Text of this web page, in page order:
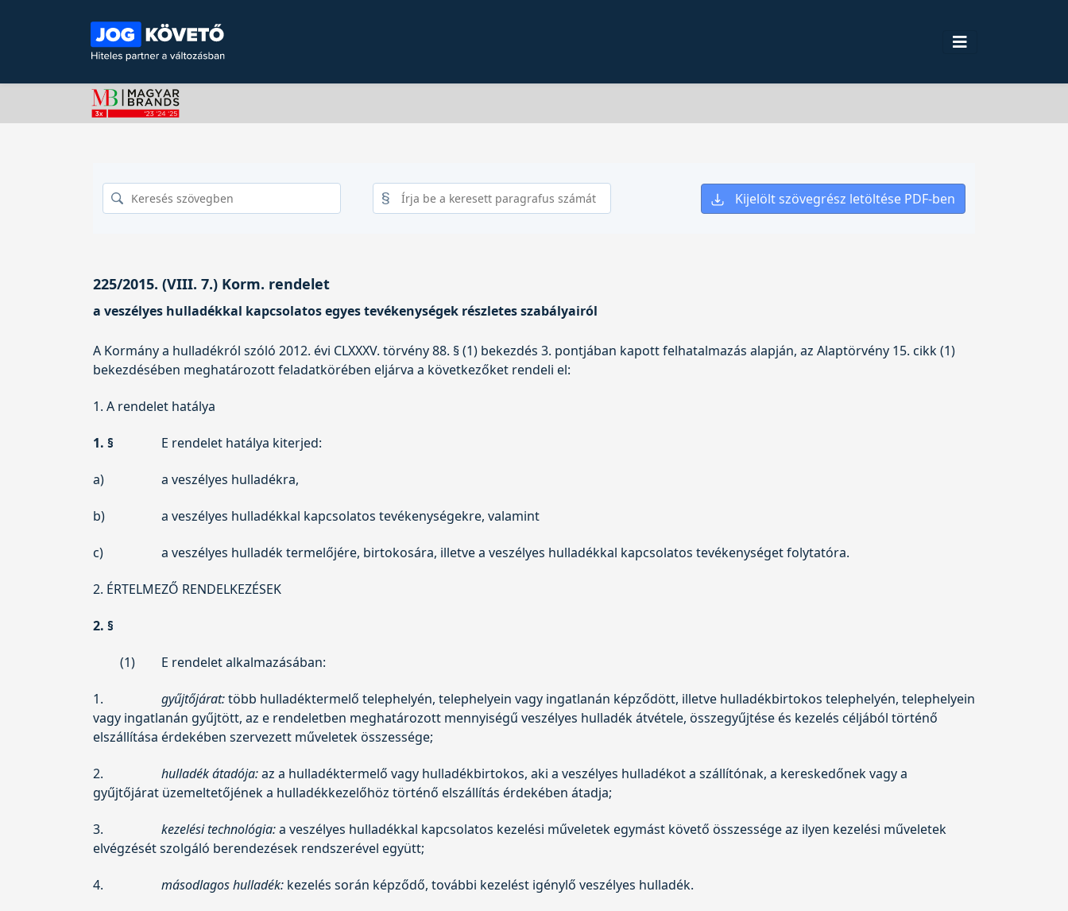
Kijelölt szövegrész letöltése PDF-ben
225/2015. (VIII. 7.) Korm. rendelet
a veszélyes hulladékkal kapcsolatos egyes tevékenységek részletes szabályairól
A Kormány a hulladékról szóló 2012. évi CLXXXV. törvény88. § (1) bekezdés 3. pontjában kapott felhatalmazás alapján, az Alaptörvény 15. cikk (1)
bekezdésében meghatározott feladatkörében eljárva a következőket rendeli el:
1. A rendelet hatálya
1. § E rendelet hatálya kiterjed:
a) a veszélyes hulladékra,
b) a veszélyes hulladékkal kapcsolatos tevékenységekre, valamint
c) a veszélyes hulladék termelőjére, birtokosára, illetve a veszélyes hulladékkal kapcsolatos tevékenységet folytatóra.
2. ÉRTELMEZŐ RENDELKEZÉSEK
2. §
(1) E rendelet alkalmazásában:
1. gyűjtőjárat:több hulladéktermelő telephelyén, telephelyein vagy ingatlanán képződött, illetve hulladékbirtokos telephelyén, telephelyein
vagy ingatlanán gyűjtött, az e rendeletben meghatározott mennyiségű veszélyes hulladék átvétele, összegyűjtése és kezelés céljából történő
elszállítása érdekében szervezett műveletek összessége;
2. hulladék átadója:az a hulladéktermelő vagy hulladékbirtokos, aki a veszélyes hulladékot a szállítónak, a kereskedőnek vagy a
gyűjtőjárat üzemeltetőjének a hulladékkezelőhöz történő elszállítás érdekében átadja;
3. kezelési technológia:a veszélyes hulladékkal kapcsolatos kezelési műveletek egymást követő összessége az ilyen kezelési műveletek
elvégzését szolgáló berendezések rendszerével együtt;
4. másodlagos hulladék:kezelés során képződő, további kezelést igénylő veszélyes hulladék.